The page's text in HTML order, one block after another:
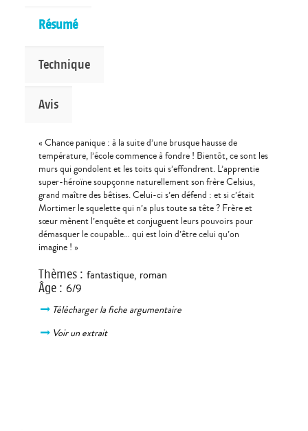
Résumé
Technique
Avis
« Chance panique : à la suite d’une brusque hausse de
température, l’école commence à fondre ! Bientôt, ce sont les
murs qui gondolent et les toits qui s’effondrent. L’apprentie
super-héroïne soupçonne naturellement son frère Celsius,
grand maître des bêtises. Celui-ci s’en défend : et si c’était
Mortimer le squelette qui n’a plus toute sa tête ? Frère et
sœur mènent l’enquête et conjuguent leurs pouvoirs pour
démasquer le coupable… qui est loin d’être celui qu’on
imagine ! »
Thèmes: fantastique, roman
Âge: 6/9
Télécharger la fiche argumentaire
Voir un extrait